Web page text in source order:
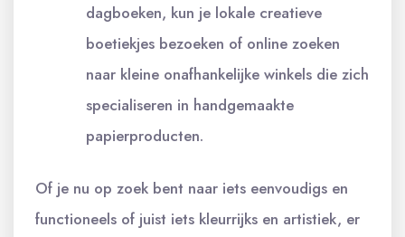
dagboeken, kun je lokale creatieve
boetiekjes bezoeken of online zoeken
naar kleine onafhankelijke winkels die zich
specialiseren in handgemaakte
papierproducten.
Of je nu op zoek bent naar iets eenvoudigs en
functioneels of juist iets kleurrijks en artistiek, er